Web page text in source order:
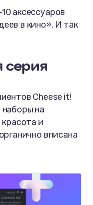
аксессуаров
в кино». И так
серия
Cheese it!
на
и
вписана